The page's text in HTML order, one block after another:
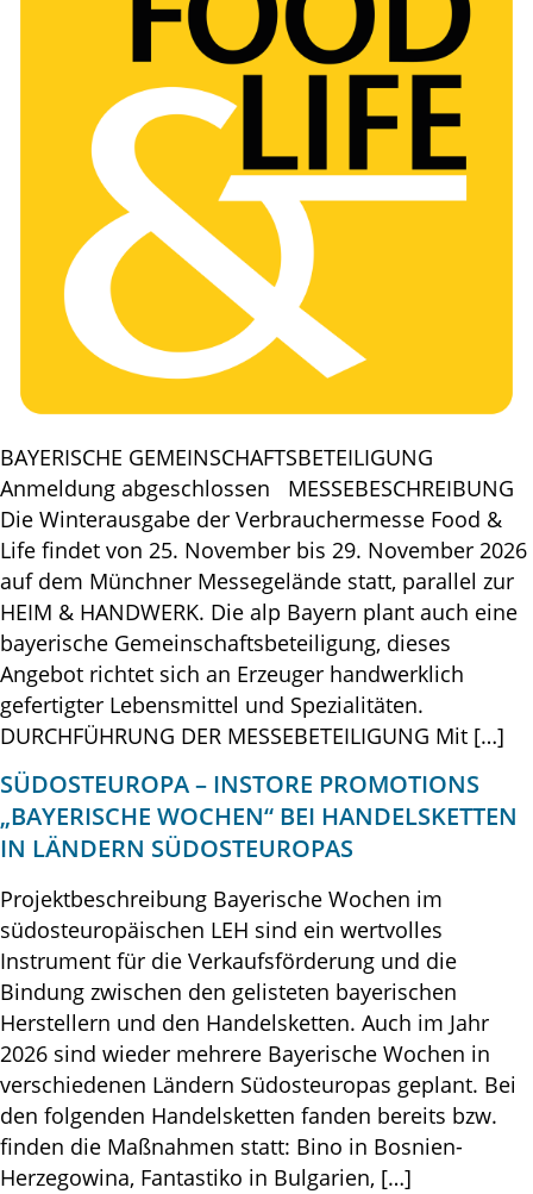
BAYERISCHE GEMEINSCHAFTSBETEILIGUNG
Anmeldung abgeschlossen MESSEBESCHREIBUNG
Die Winterausgabe der Verbrauchermesse Food &
Life findet von 25. November bis 29. November 2026
auf dem Münchner Messegelände statt, parallel zur
HEIM & HANDWERK. Die alp Bayern plant auch eine
bayerische Gemeinschaftsbeteiligung, dieses
Angebot richtet sich an Erzeuger handwerklich
gefertigter Lebensmittel und Spezialitäten.
DURCHFÜHRUNG DER MESSEBETEILIGUNG Mit […]
SÜDOSTEUROPA – INSTORE PROMOTIONS
„BAYERISCHE WOCHEN“ BEI HANDELSKETTEN
IN LÄNDERN SÜDOSTEUROPAS
Projektbeschreibung Bayerische Wochen im
südosteuropäischen LEH sind ein wertvolles
Instrument für die Verkaufsförderung und die
Bindung zwischen den gelisteten bayerischen
Herstellern und den Handelsketten. Auch im Jahr
2026 sind wieder mehrere Bayerische Wochen in
verschiedenen Ländern Südosteuropas geplant. Bei
den folgenden Handelsketten fanden bereits bzw.
finden die Maßnahmen statt: Bino in Bosnien-
Herzegowina, Fantastiko in Bulgarien, […]